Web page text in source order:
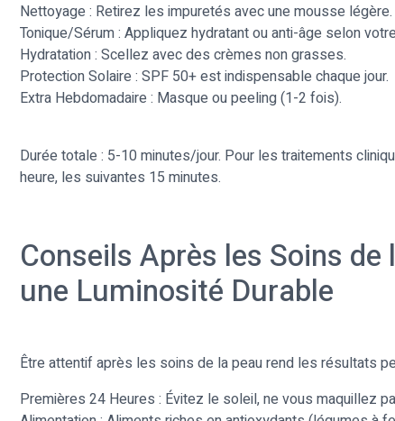
Nettoyage : Retirez les impuretés avec une mousse légère.
Tonique/Sérum : Appliquez hydratant ou anti-âge selon
Hydratation : Scellez avec des crèmes non grasses.
Protection Solaire : SPF 50+ est indispensable chaque jour.
Extra Hebdomadaire : Masque ou peeling (1-2 fois).
Durée totale : 5-10 minutes/jour. Pour les traitements
heure, les suivantes 15 minutes.
Conseils Après les Soins de
une Luminosité Durable
Être attentif après les soins de la peau rend les résultats
Premières 24 Heures : Évitez le soleil, ne vous maquillez